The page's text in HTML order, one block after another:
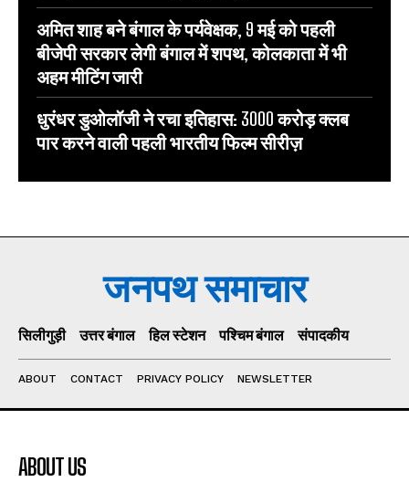
अमित शाह बने बंगाल के पर्यवेक्षक, 9 मई को पहली
बीजेपी सरकार लेगी बंगाल में शपथ, कोलकाता में भी
अहम मीटिंग जारी
धुरंधर डुओलॉजी ने रचा इतिहास: 3000 करोड़ क्लब
पार करने वाली पहली भारतीय फिल्म सीरीज़
जनपथ समाचार
सिलीगुड़ी उत्तर बंगाल हिल स्टेशन पश्चिम बंगाल संपादकीय
ABOUT CONTACT PRIVACY POLICY NEWSLETTER
ABOUT US